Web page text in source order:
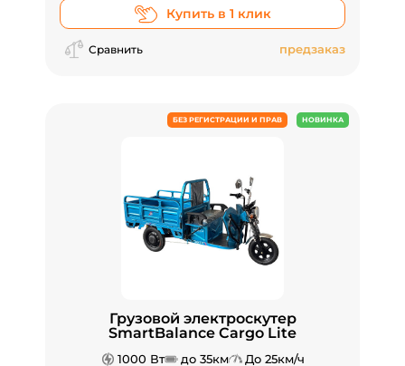
Купить в 1 клик
Сравнить предзаказ
БЕЗ РЕГИСТРАЦИИ И ПРАВ НОВИНКА
Грузовой электроскутер
SmartBalance Cargo Lite
1000 Вт до 35км До 25км/ч